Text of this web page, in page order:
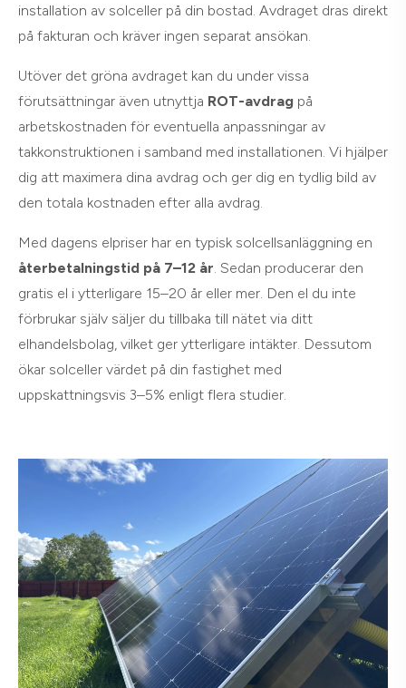
installation av solceller på din bostad. Avdraget dras direkt
på fakturan och kräver ingen separat ansökan.
Utöver det gröna avdraget kan du under vissa
förutsättningar även utnyttja ROT-avdrag på
arbetskostnaden för eventuella anpassningar av
takkonstruktionen i samband med installationen. Vi hjälper
dig att maximera dina avdrag och ger dig en tydlig bild av
den totala kostnaden efter alla avdrag.
Med dagens elpriser har en typisk solcellsanläggning en
återbetalningstid på 7–12 år. Sedan producerar den
gratis el i ytterligare 15–20 år eller mer. Den el du inte
förbrukar själv säljer du tillbaka till nätet via ditt
elhandelsbolag, vilket ger ytterligare intäkter. Dessutom
ökar solceller värdet på din fastighet med
uppskattningsvis 3–5% enligt flera studier.